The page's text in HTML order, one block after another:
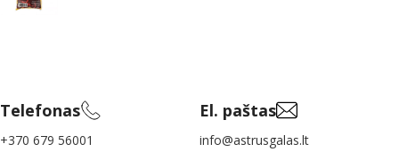
Telefonas
+370 679 56001
El. paštas
info@astrusgalas.lt